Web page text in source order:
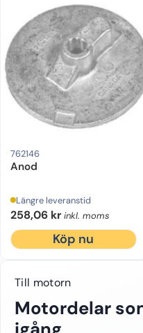
762146
Anod
Längre leveranstid
258,06 kr inkl. moms
Köp nu
Till motorn
Motordelar